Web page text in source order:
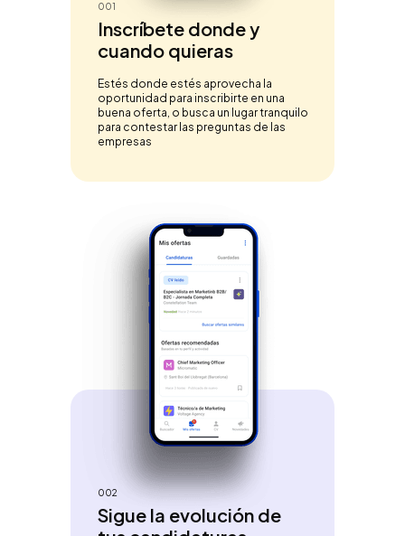
001
Inscríbete donde y
cuando quieras
Estés donde estés aprovecha la
oportunidad para inscribirte en una
buena oferta, o busca un lugar tranquilo
para contestar las preguntas de las
empresas
002
Sigue la evolución de